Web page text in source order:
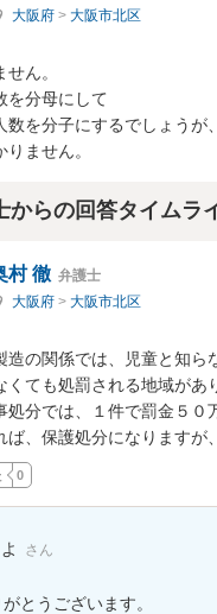
大阪府 > 大阪市北区
ん。
を分母にして
数を分子にするでしょうが、
ません。
からの回答タイムラ
村 徹 弁護士
大阪府 > 大阪市北区
造の関係では、児童と知
くても処罰される地域があ
分では、１件で罰金５０
、保護処分になりますが
0
さん
とうございます。